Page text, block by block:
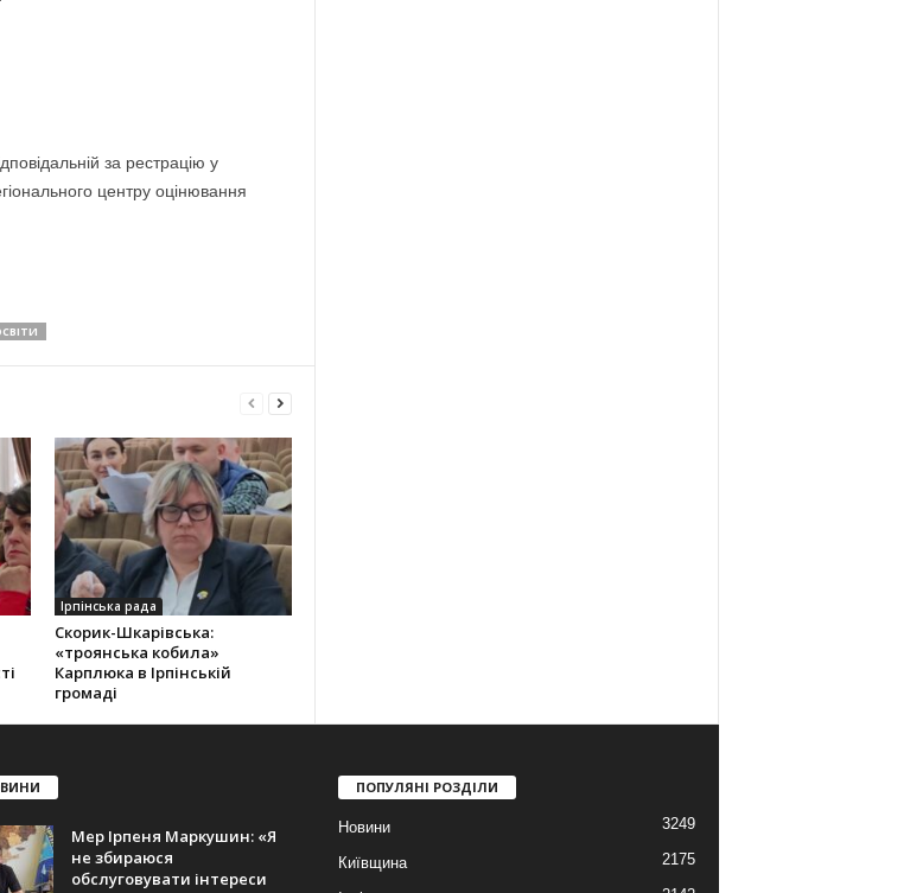
за рестрацію у
центру оцінювання
Ірпінська рада
Скорик-Шкарівська:
«троянська кобила»
Карплюка в Ірпінській
громаді
Мер Ірпеня Маркушин: «Я
не збираюся
обслуговувати інтереси
ПОПУЛЯНІ РОЗДІЛИ
Новини 3249
Київщина 2175